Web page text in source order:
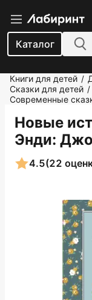
Каталог
Книги для детей /
Сказки для детей /
Современные
Новые
Энди:
4.5(22